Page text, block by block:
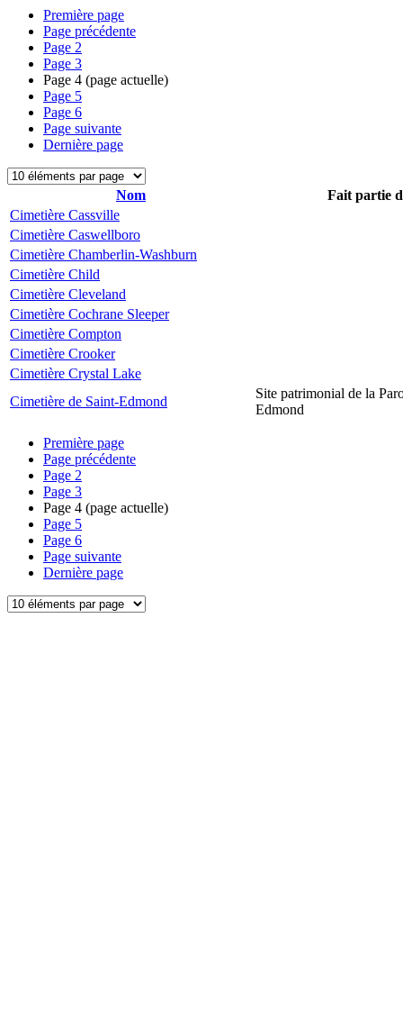
Première page
Page précédente
Page 2
Page 3
Page 4 (page actuelle)
Page 5
Page 6
Page suivante
Dernière page
Nom
Fait partie
Cimetière Cassville
Cimetière Caswellboro
Cimetière Chamberlin-Washburn
Cimetière Child
Cimetière Cleveland
Cimetière Cochrane Sleeper
Cimetière Compton
Cimetière Crooker
Cimetière Crystal Lake
Cimetière de Saint-Edmond
Site patrimonial de la
Edmond
Première page
Page précédente
Page 2
Page 3
Page 4 (page actuelle)
Page 5
Page 6
Page suivante
Dernière page